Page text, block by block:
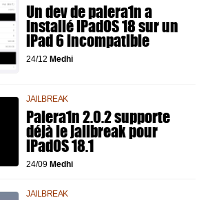
Un dev de palera1n a
installé iPadOS 18 sur un
iPad 6 incompatible
24/12 Medhi
JAILBREAK
Palera1n 2.0.2 supporte
déjà le jailbreak pour
iPadOS 18.1
24/09 Medhi
JAILBREAK